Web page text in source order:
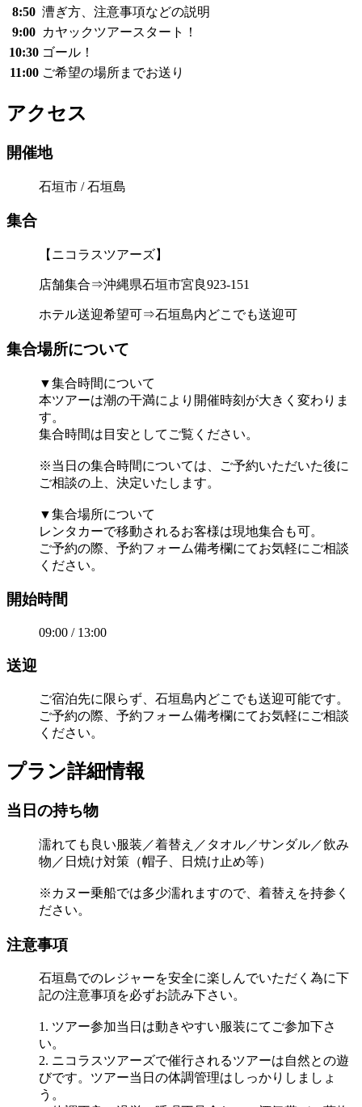
8:50 漕ぎ方、注意事項などの説明
9:00 カヤックツアースタート！
10:30 ゴール！
11:00 ご希望の場所までお送り
アクセス
開催地
石垣市 / 石垣島
集合
【ニコラスツアーズ】
店舗集合⇒沖縄県石垣市宮良923-151
ホテル送迎希望可⇒石垣島内どこでも送迎可
集合場所について
▼集合時間について
本ツアーは潮の干満により開催時刻が大きく変わりま
す。
集合時間は目安としてご覧ください。
※当日の集合時間については、ご予約いただいた後に
ご相談の上、決定いたします。
▼集合場所について
レンタカーで移動されるお客様は現地集合も可。
ご予約の際、予約フォーム備考欄にてお気軽にご相談
ください。
開始時間
09:00 / 13:00
送迎
ご宿泊先に限らず、石垣島内どこでも送迎可能です。
ご予約の際、予約フォーム備考欄にてお気軽にご相談
ください。
プラン詳細情報
当日の持ち物
濡れても良い服装／着替え／タオル／サンダル／飲み
物／日焼け対策（帽子、日焼け止め等）
※カヌー乗船では多少濡れますので、着替えを持参く
ださい。
注意事項
石垣島でのレジャーを安全に楽しんでいただく為に下
記の注意事項を必ずお読み下さい。
1. ツアー参加当日は動きやすい服装にてご参加下さ
い。
2. ニコラスツアーズで催行されるツアーは自然との遊
びです。ツアー当日の体調管理はしっかりしましょ
う。